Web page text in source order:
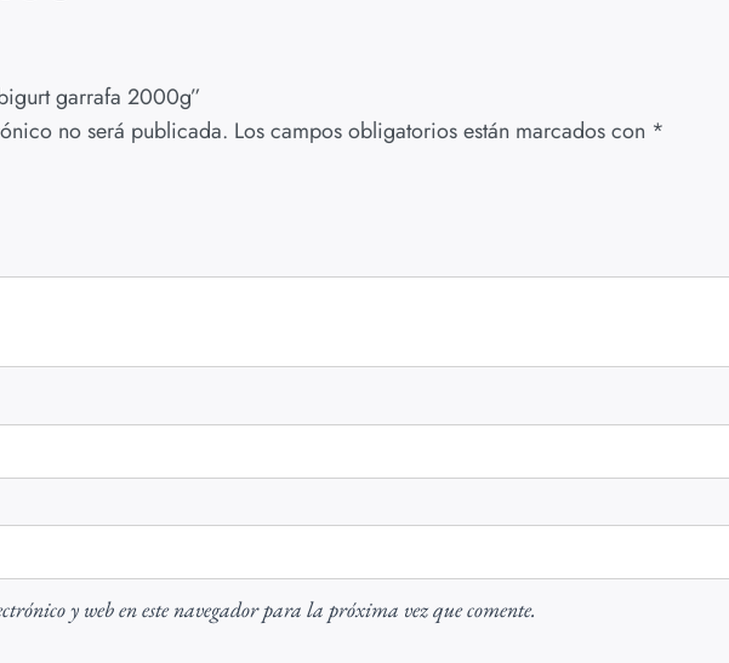
garrafa 2000g”
no será publicada. Los campos obligatorios están marcados con *
y web en este navegador para la próxima vez que comente.